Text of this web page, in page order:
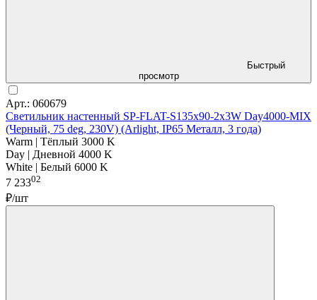
Быстрый
просмотр
Арт.: 060679
Светильник настенный SP-FLAT-S135x90-2x3W Day4000-MIX
(Черный, 75 deg, 230V) (Arlight, IP65 Металл, 3 года)
Warm | Тёплый 3000 K
Day | Дневной 4000 K
White | Белый 6000 K
7 23302
₽/шт